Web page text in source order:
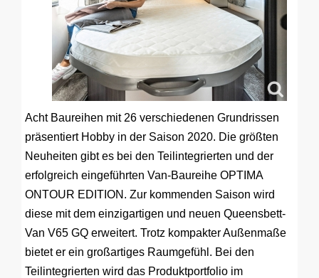
Acht Baureihen mit 26 verschiedenen Grundrissen
präsentiert Hobby in der Saison 2020. Die größten
Neuheiten gibt es bei den Teilintegrierten und der
erfolgreich eingeführten Van-Baureihe OPTIMA
ONTOUR EDITION. Zur kommenden Saison wird
diese mit dem einzigartigen und neuen Queensbett-
Van V65 GQ erweitert. Trotz kompakter Außenmaße
bietet er ein großartiges Raumgefühl. Bei den
Teilintegrierten wird das Produktportfolio im